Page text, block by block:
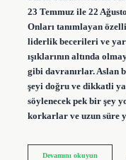
23 Temmuz ile 22
Onları tanımlayan
liderlik becerileri ve
ışıklarının altında
gibi davranırlar. Aslan
şeyi doğru ve dikkatli
söylenecek pek bir şey
korkarlar ve uzun süre
Devamını okuyunAslan